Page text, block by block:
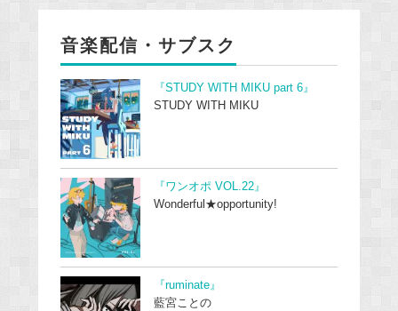
音楽配信・サブスク
『STUDY WITH MIKU part 6』
STUDY WITH MIKU
『ワンオポ VOL.22』
Wonderful★opportunity!
『ruminate』
藍宮ことの